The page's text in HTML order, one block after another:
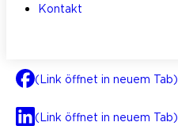
Kontakt
(Link öffnet in neuem Tab)
(Link öffnet in neuem Tab)